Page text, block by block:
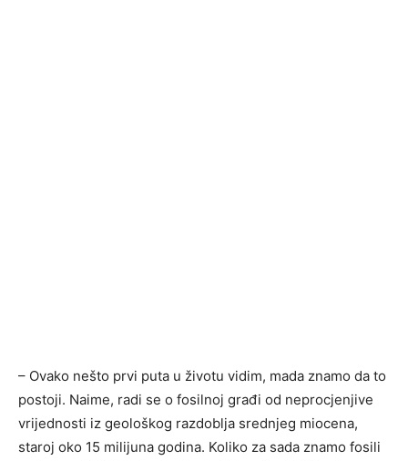
– Ovako nešto prvi puta u životu vidim, mada znamo da to
postoji. Naime, radi se o fosilnoj građi od neprocjenjive
vrijednosti iz geološkog razdoblja srednjeg miocena,
staroj oko 15 milijuna godina. Koliko za sada znamo fosili